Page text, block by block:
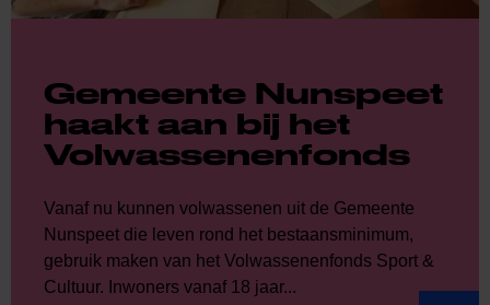
Gemeente Nunspeet
haakt aan bij het
Volwassenenfonds
Vanaf nu kunnen volwassenen uit de Gemeente
Nunspeet die leven rond het bestaansminimum,
gebruik maken van het Volwassenenfonds Sport &
Cultuur. Inwoners vanaf 18 jaar...